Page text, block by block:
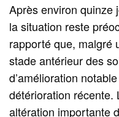
Après environ quinze
la situation reste
rapporté que, malgré
stade antérieur des
d’amélioration
détérioration récente.
altération importante